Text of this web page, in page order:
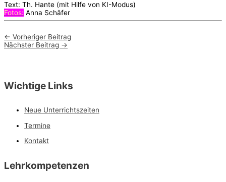
Text: Th. Hante (mit Hilfe von KI-Modus)
Fotos: Anna Schäfer
← Vorheriger Beitrag
Nächster Beitrag →
Wichtige Links
Neue Unterrichtszeiten
Termine
Kontakt
Lehrkompetenzen